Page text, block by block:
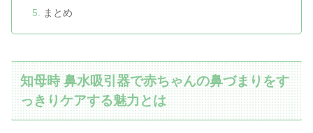
まとめ
知母時 鼻水吸引器で赤ちゃんの鼻づまりをす
っきりケアする魅力とは